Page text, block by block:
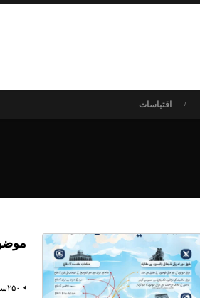
اقتباسات
۲۵۰سالہ انسان